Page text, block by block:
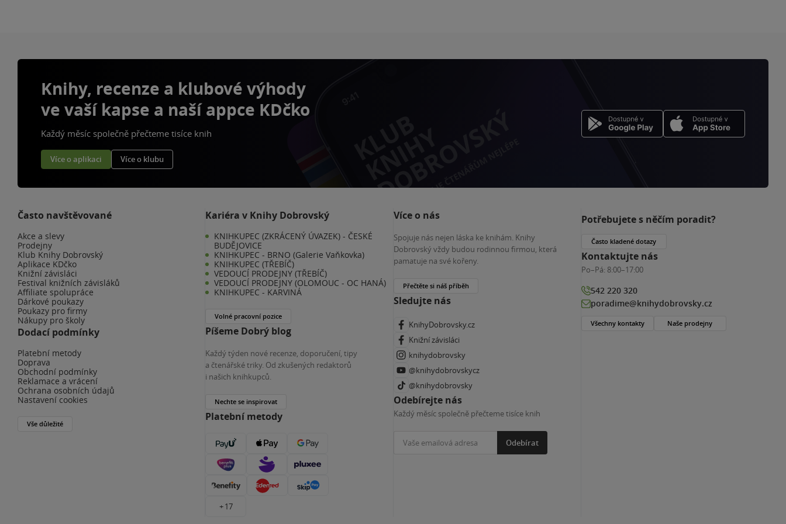
Knihy, recenze a klubové výhody
ve vaší kapse a naší appce KDčko
Každý měsíc společně přečteme tisíce knih
Více o aplikaci Více o klubu
Často navštěvované
Akce a slevy
Prodejny
Klub Knihy Dobrovský
Aplikace KDčko
Knižní závisláci
Festival knižních závisláků
Affiliate spolupráce
Dárkové poukazy
Poukazy pro firmy
Nákupy pro školy
Dodací podmínky
Platební metody
Doprava
Obchodní podmínky
Reklamace a vrácení
Ochrana osobních údajů
Nastavení cookies
Vše důležité
Kariéra v Knihy Dobrovský
KNIHKUPEC (ZKRÁCENÝ ÚVAZEK) - ČESKÉ
BUDĚJOVICE
KNIHKUPEC - BRNO (Galerie Vaňkovka)
KNIHKUPEC (TŘEBÍČ)
VEDOUCÍ PRODEJNY (TŘEBÍČ)
VEDOUCÍ PRODEJNY (OLOMOUC - OC HANÁ)
KNIHKUPEC - KARVINÁ
Volné pracovní pozice
Píšeme Dobrý blog
Každý týden nové recenze, doporučení, tipy
a čtenářské triky. Od zkušených redaktorů
i našich knihkupců.
Nechte se inspirovat
Platební metody
+ 17
Více o nás
Spojuje nás nejen láska ke knihám. Knihy
Dobrovský vždy budou rodinnou firmou, která
pamatuje na své kořeny.
Přečtěte si náš příběh
Sledujte nás
KnihyDobrovsky.cz
Knižní závisláci
knihydobrovsky
@knihydobrovskycz
@knihydobrovsky
Odebírejte nás
Každý měsíc společně přečteme tisíce knih
Odebírat
Potřebujete s něčím poradit?
Často kladené dotazy
Kontaktujte nás
Po–Pá: 8:00–17:00
542 220 320
poradime@knihydobrovsky.cz
Všechny kontakty Naše prodejny